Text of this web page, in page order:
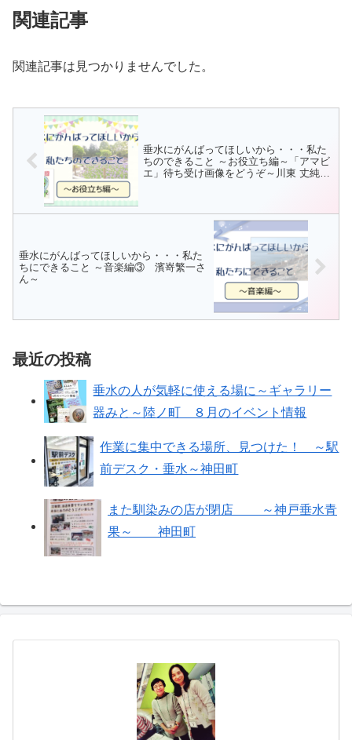
関連記事
関連記事は見つかりませんでした。
垂水にがんばってほしいから・・・私た
ちのできること ～お役立ち編～「アマビ
エ」待ち受け画像をどうぞ～川東 丈純さ
垂水にがんばってほしいから・・・私た
ちにできること ～音楽編③ 濱嵜繁一さ
ん～
最近の投稿
垂水の人が気軽に使える場に～ギャラリー
器みと～陸ノ町 ８月のイベント情報
作業に集中できる場所、見つけた！ ～駅
前デスク・垂水～神田町
また馴染みの店が閉店 ～神戸垂水青
果～ 神田町